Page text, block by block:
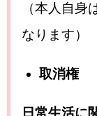
（本人自身
なります）
取消権
日常生活に